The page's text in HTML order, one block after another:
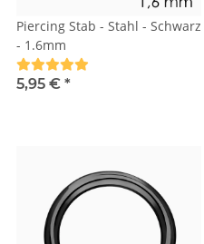
Piercing Stab - Stahl - Schwarz
- 1.6mm
5,95 € *